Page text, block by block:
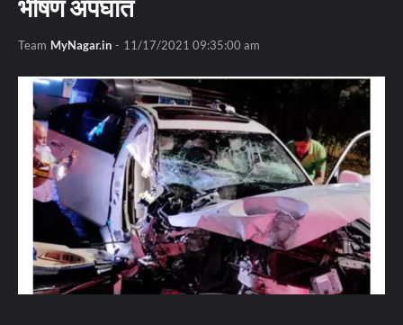
भीषण अपघात
Team MyNagar.in - 11/17/2021 09:35:00 am